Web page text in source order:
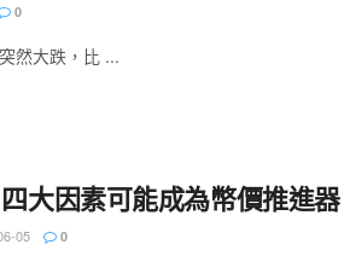
0
然大跌，比 ...
大因素可能成為幣價推進器
05 0